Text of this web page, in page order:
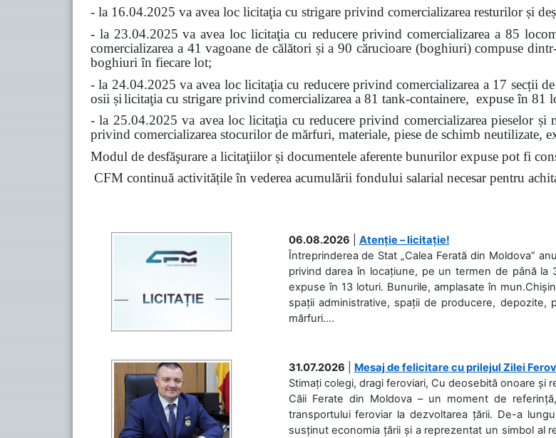
- la 16.04.2025 va avea loc licitaţia cu strigare privind comercializarea resturilor și
- la 23.04.2025 va avea loc licitaţia cu reducere privind comercializarea a 85
comercializarea a 41 vagoane de călători și a 90 cărucioare (boghiuri) compuse
boghiuri în fiecare lot;
- la 24.04.2025 va avea loc licitaţia cu reducere privind comercializarea a 17 secții
osii șilicitaţia cu strigare privind comercializarea a 81 tank-containere, expuse în 81
- la 25.04.2025 va avea loc licitaţia cu reducere privind comercializarea pieselor
privind comercializarea stocurilor de mărfuri, materiale, piese de schimb neutilizate,
Modul de desfăşurare a licitaţiilor și documentele aferente bunurilor expuse pot fi
CFM continuă activitățile în vederea acumulării fondului salarial necesar pentru
06.08.2026
Atenție – licitație!
Întreprinderea de Stat „Calea Ferată din Moldova”
privind darea în locațiune, pe un termen de până
expuse în 13 loturi. Bunurile, amplasate în
spații administrative, spații de producere, depozite,
mărfuri....
31.07.2026
Mesaj de felicitare cu prilejul Zilei
Stimați colegi, dragi feroviari, Cu deosebită onoare și
Căii Ferate din Moldova – un moment de
transportului feroviar la dezvoltarea țării. De-a
susținut economia țării și a reprezentat un simbol al